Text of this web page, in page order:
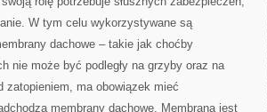
W tym celu wykorzystywane są
dachowe – takie jak choćby
nie może być podległy na grzyby oraz na
zatopieniem, ma obowiązek mieć
membrany dachowe. Membrana jest